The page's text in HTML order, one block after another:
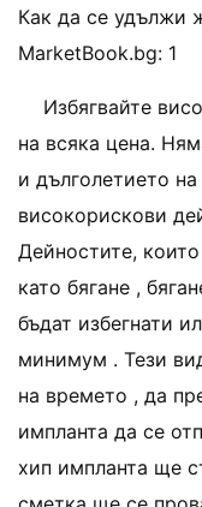
Как да се удължи
MarketBook.bg: 1
Избягвайте
на всяка цена.
и дълголетието
високорискови
Дейностите,
като бягане ,
бъдат избегнати
минимум . Тези
на времето , да
импланта да се
хип импланта ще